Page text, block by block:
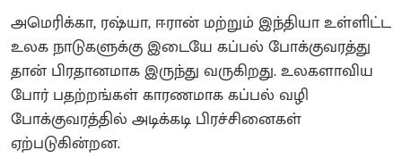
அமெரிக்கா, ரஷ்யா, ஈரான் மற்றும் இந்தியா உள்ளிட்ட
உலக நாடுகளுக்கு இடையே கப்பல் போக்குவரத்து
தான் பிரதானமாக இருந்து வருகிறது. உலகளாவிய
போர் பதற்றங்கள் காரணமாக கப்பல் வழி
போக்குவரத்தில் அடிக்கடி பிரச்சினைகள்
ஏற்படுகின்றன.